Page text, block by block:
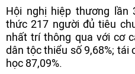
Hội nghị hiệp thương lần
thức 217 người đủ tiêu
nhất trí thông qua với cơ
dân tộc thiểu số 9,68%; tái
học 87,09%.